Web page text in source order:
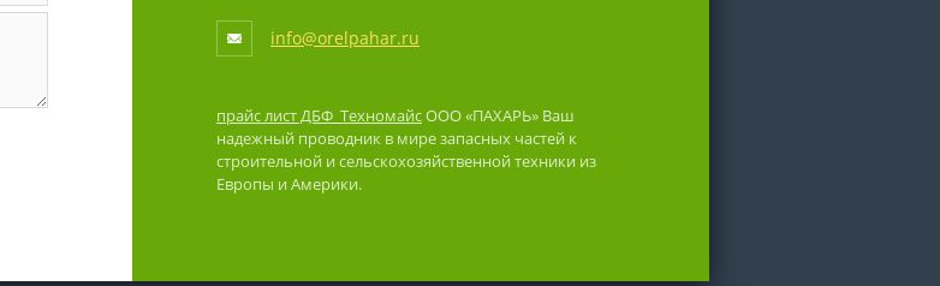
info@orelpahar.ru
прайс лист ДБФ_ТехномайсООО «ПАХАРЬ» Ваш
надежный проводник в мире запасных частей к
строительной и сельскохозяйственной техники из
Европы и Америки.